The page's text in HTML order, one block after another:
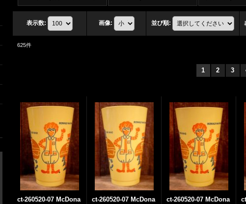
表示数: 画像: 並び順:
625件
1 2 3
ct-260520-07 McDona
ct-260520-07 McDona
ct-260520-07 McDona